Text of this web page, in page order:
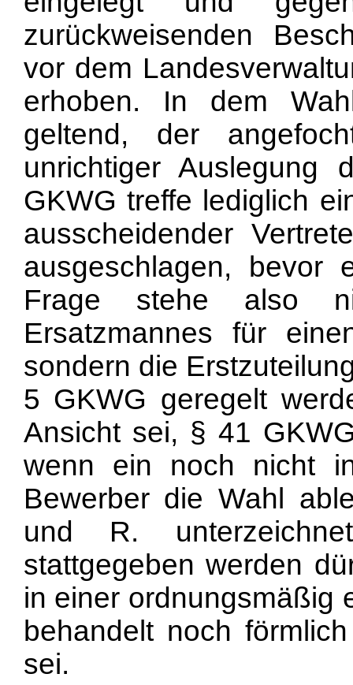
zurückweisenden
vor dem
erhoben. In dem
geltend, der
unrichtigerAuslegung
GKWG treffe lediglich
ausscheidender
ausgeschlagen, bevor
Frage stehe also
Ersatzmannes für
sondern die
5 GKWG geregelt
Ansicht sei, § 41
wenn ein noch nicht
Bewerber die Wahl
und R.
stattgegeben werden
in einer ordnungsmäßig
behandelt noch
sei.